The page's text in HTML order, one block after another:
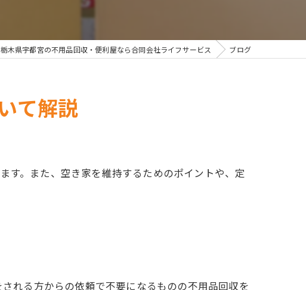
栃木県宇都宮の不用品回収・便利屋なら合同会社ライフサービス ブログ
て解説
す。また、空き家を維持するためのポイントや、定
れる方からの依頼で不要になるものの不用品回収を